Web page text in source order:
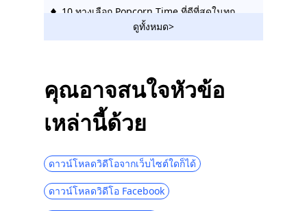
10 ทางเลือก Popcorn Time ที่ดีที่สุดในทุก
เว็บไซต์เช่น FMovies | ดาวน์โหลดจาก
FMovies Alternatives
10 อันดับทางเลือกของ KimCartoon ในการดู
ทางเลือกทีวี Terrarium 10 อันดับแรก | 2023
6 เว็บไซต์ฟรียอดนิยมเช่น 123Movies [2023]
ดูทั้งหมด>
คุณอาจสนใจหัวข้อ
เหล่านี้ด้วย
ดาวน์โหลดวิดีโอจากเว็บไซต์ใดก็ได้
ดาวน์โหลดวิดีโอ Facebook